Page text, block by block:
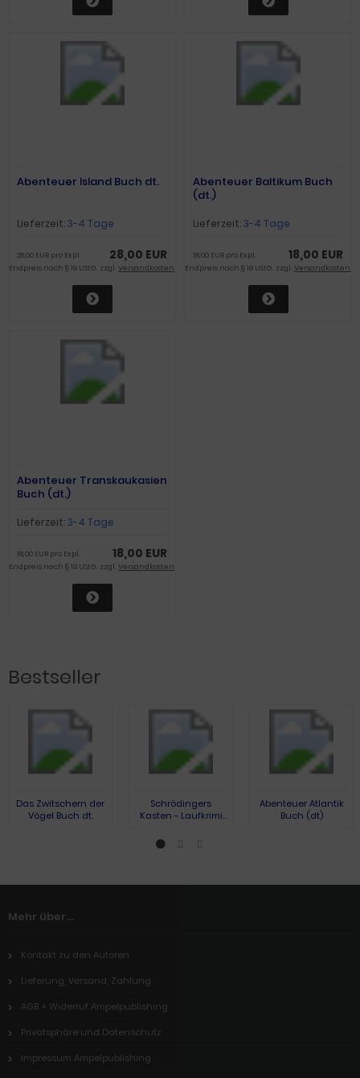
Abenteuer Island Buch dt.
Lieferzeit:3-4 Tage
28,00 EUR
28,00 EUR pro Expl.
Endpreis nach § 19 UStG. zzgl. Versandkosten
Abenteuer Baltikum Buch
(dt.)
Lieferzeit:3-4 Tage
18,00 EUR
18,00 EUR pro Expl.
Endpreis nach § 19 UStG. zzgl. Versandkosten
Abenteuer Transkaukasien
Buch (dt.)
Lieferzeit:3-4 Tage
18,00 EUR
18,00 EUR pro Expl.
Endpreis nach § 19 UStG. zzgl. Versandkosten
Bestseller
Das Zwitschern der
Vögel Buch dt.
Schrödingers
Kasten - Laufkrimi
Abenteuer Atlantik
Buch (dt)
Mehr über...
Kontakt zu den Autoren
Lieferung, Versand, Zahlung
AGB + Widerruf Ampelpublishing
Privatsphäre und Datenschutz
Impressum Ampelpublishing